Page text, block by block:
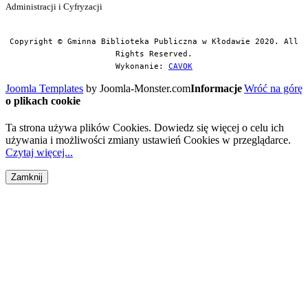
Administracji i Cyfryzacji
Copyright © Gminna Biblioteka Publiczna w Kłodawie 2020. All
Rights Reserved.
Wykonanie: CAVOK
Joomla Templates by Joomla-Monster.com Wróć na górę
Informacje
o plikach cookie
Ta strona używa plików Cookies. Dowiedz się więcej o celu ich
używania i możliwości zmiany ustawień Cookies w przeglądarce.
Czytaj więcej...